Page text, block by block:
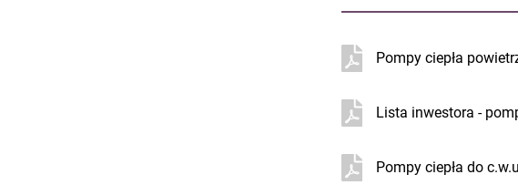
Pompy ciepła
Lista inwestora -
Pompy ciepła do